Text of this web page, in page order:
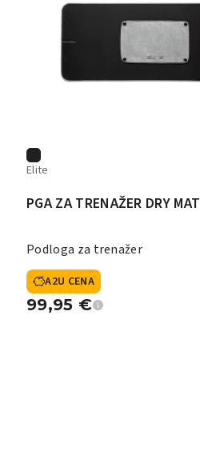
Elite
PGA ZA TRENAŽER DRY MAT
Podloga za trenažer
A2U CENA
99,95 €